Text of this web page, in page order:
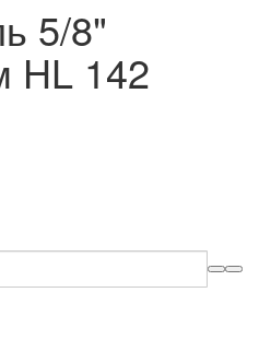
5/8"
HL 142